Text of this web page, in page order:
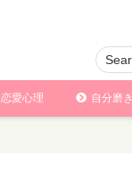
恋愛心理 自分磨き